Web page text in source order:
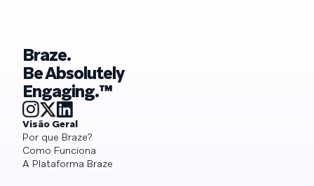
Braze.
Be Absolutely
Engaging.™
Visão Geral
Por que Braze?
Como Funciona
A Plataforma Braze